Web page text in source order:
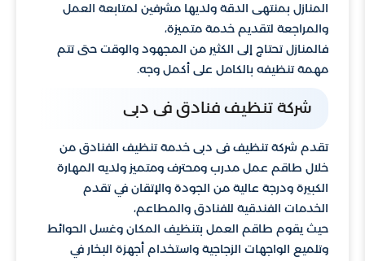
المنازل بمنتهى الدقة ولديها مشرفين لمتابعة العمل
والمراجعة لتقديم خدمة متميزة،
فالمنازل تحتاج إلى الكثير من المجهود والوقت حتى تتم
مهمة تنظيفه بالكامل على أكمل وجه.
شركة تنظيف فنادق فى دبى
تقدم شركة تنظيف فى دبى خدمة تنظيف الفنادق من
خلال طاقم عمل مدرب ومحترف ومتميز ولديه المهارة
الكبيرة ودرجة عالية من الجودة والإتقان في تقدم
الخدمات الفندقية للفنادق والمطاعم،
حيث يقوم طاقم العمل بتنظيف المكان وغسل الحوائط
وتلميع الواجهات الزجاجية واستخدام أجهزة البخار في